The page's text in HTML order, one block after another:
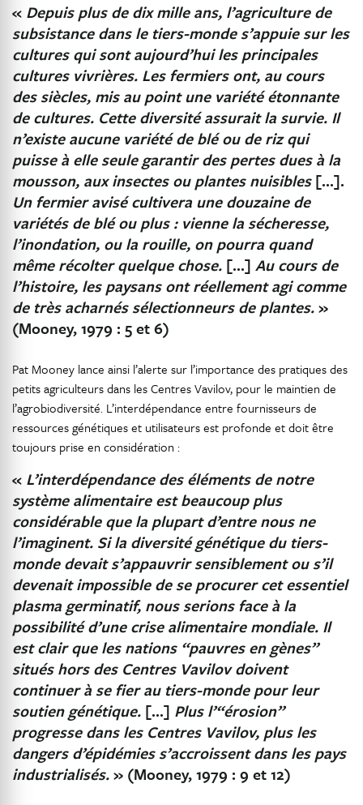
« Depuis plus de dix mille ans, l’agriculture de
subsistance dans le tiers-monde s’appuie sur les
cultures qui sont aujourd’hui les principales
cultures vivrières. Les fermiers ont, au cours
des siècles, mis au point une variété étonnante
de cultures. Cette diversité assurait la survie. Il
n’existe aucune variété de blé ou de riz qui
puisse à elle seule garantir des pertes dues à la
mousson, aux insectes ou plantes nuisibles[…].
Un fermier avisé cultivera une douzaine de
variétés de blé ou plus : vienne la sécheresse,
l’inondation, ou la rouille, on pourra quand
même récolter quelque chose. […] Au cours de
l’histoire, les paysans ont réellement agi comme
de très acharnés sélectionneurs de plantes.»
(Mooney, 1979 : 5 et 6)
Pat Mooney lance ainsi l’alerte sur l’importance des pratiques des
petits agriculteurs dans les Centres Vavilov, pour le maintien de
l’agrobiodiversité. L’interdépendance entre fournisseurs de
ressources génétiques et utilisateurs est profonde et doit être
toujours prise en considération :
« L’interdépendance des éléments de notre
système alimentaire est beaucoup plus
considérable que la plupart d’entre nous ne
l’imaginent. Si la diversité génétique du tiers-
monde devait s’appauvrir sensiblement ou s’il
devenait impossible de se procurer cet essentiel
plasma germinatif, nous serions face à la
possibilité d’une crise alimentaire mondiale. Il
est clair que les nations “pauvres en gènes”
situés hors des Centres Vavilov doivent
continuer à se fier au tiers-monde pour leur
soutien génétique. […] Plus l’“érosion”
progresse dans les Centres Vavilov, plus les
dangers d’épidémies s’accroissent dans les pays
industrialisés.» (Mooney, 1979 : 9 et 12)